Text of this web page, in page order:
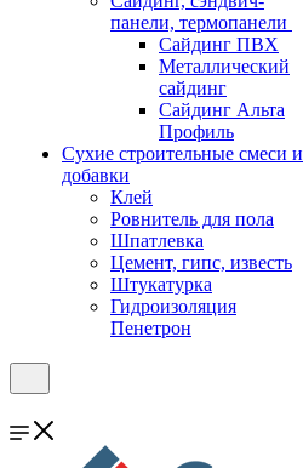
панели, термопанели
Сайдинг ПВХ
Металлический
сайдинг
Сайдинг Альта
Профиль
Сухие строительные смеси и
добавки
Клей
Ровнитель для пола
Шпатлевка
Цемент, гипс, известь
Штукатурка
Гидроизоляция
Пенетрон